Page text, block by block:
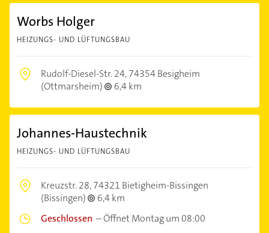
Worbs Holger
HEIZUNGS- UND LÜFTUNGSBAU
Rudolf-Diesel-Str. 24,74354 Besigheim
(Ottmarsheim)
6,4 km
Johannes-Haustechnik
HEIZUNGS- UND LÜFTUNGSBAU
Kreuzstr. 28,74321 Bietigheim-Bissingen
(Bissingen)
6,4 km
Geschlossen –Öffnet Montag um 08:00